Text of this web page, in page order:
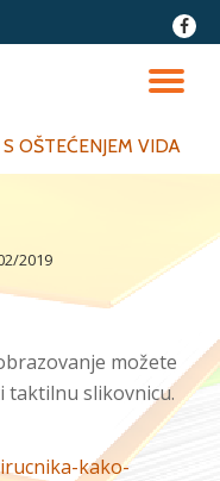
fa-
S OŠTEĆENJEM VIDA
2019
možete
taktilnu slikovnicu.
kako-